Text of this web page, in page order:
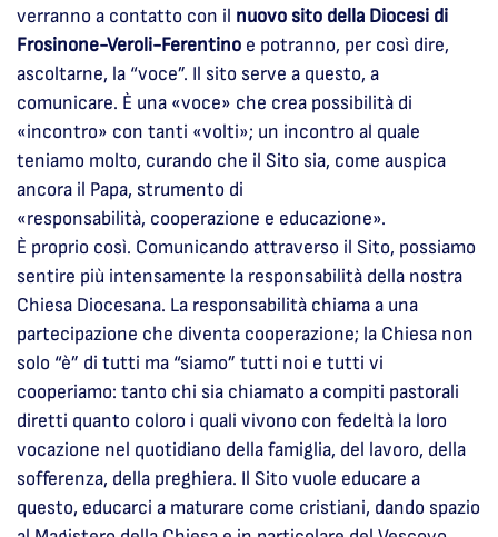
verranno a contatto con il nuovo sito della Diocesi di
Frosinone-Veroli-Ferentino e potranno, per così dire,
ascoltarne, la “voce”. Il sito serve a questo, a
comunicare. È una «voce» che crea possibilità di
«incontro» con tanti «volti»; un incontro al quale
teniamo molto, curando che il Sito sia, come auspica
ancora il Papa, strumento di
«responsabilità, cooperazione e educazione».
È proprio così. Comunicando attraverso il Sito, possiamo
sentire più intensamente la responsabilità della nostra
Chiesa Diocesana. La responsabilità chiama a una
partecipazione che diventa cooperazione; la Chiesa non
solo “è” di tutti ma “siamo” tutti noi e tutti vi
cooperiamo: tanto chi sia chiamato a compiti pastorali
diretti quanto coloro i quali vivono con fedeltà la loro
vocazione nel quotidiano della famiglia, del lavoro, della
sofferenza, della preghiera. Il Sito vuole educare a
questo, educarci a maturare come cristiani, dando spazio